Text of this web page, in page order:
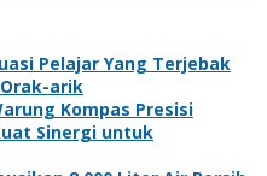
Pelajar Yang Terjebak
arik
Kompas Presisi
Sinergi untuk